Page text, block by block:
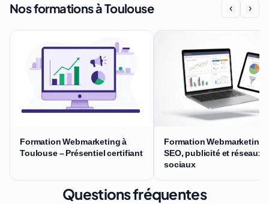
Nos formations à Toulouse ‹ ›
Formation Webmarketing à
Toulouse – Présentiel certifiant
Formation Webmarketing
SEO, publicité et réseaux
sociaux
Questions fréquentes